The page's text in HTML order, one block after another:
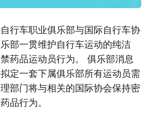
行车职业俱乐部与国际自行车协
部一贯维护自行车运动的纯洁
药品运动员行为。 俱乐部消息
定一套下属俱乐部所有运动员需
部门将与相关的国际协会保持密
品行为。